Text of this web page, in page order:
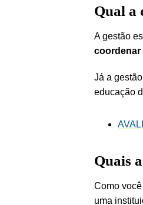
Qual a
A gestão
coordenar
Já a
educação
Quais
Como
uma